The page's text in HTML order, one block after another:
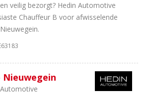
veilig bezorgt? Hedin Automotive
Chauffeur B voor afwisselende
Nieuwegein